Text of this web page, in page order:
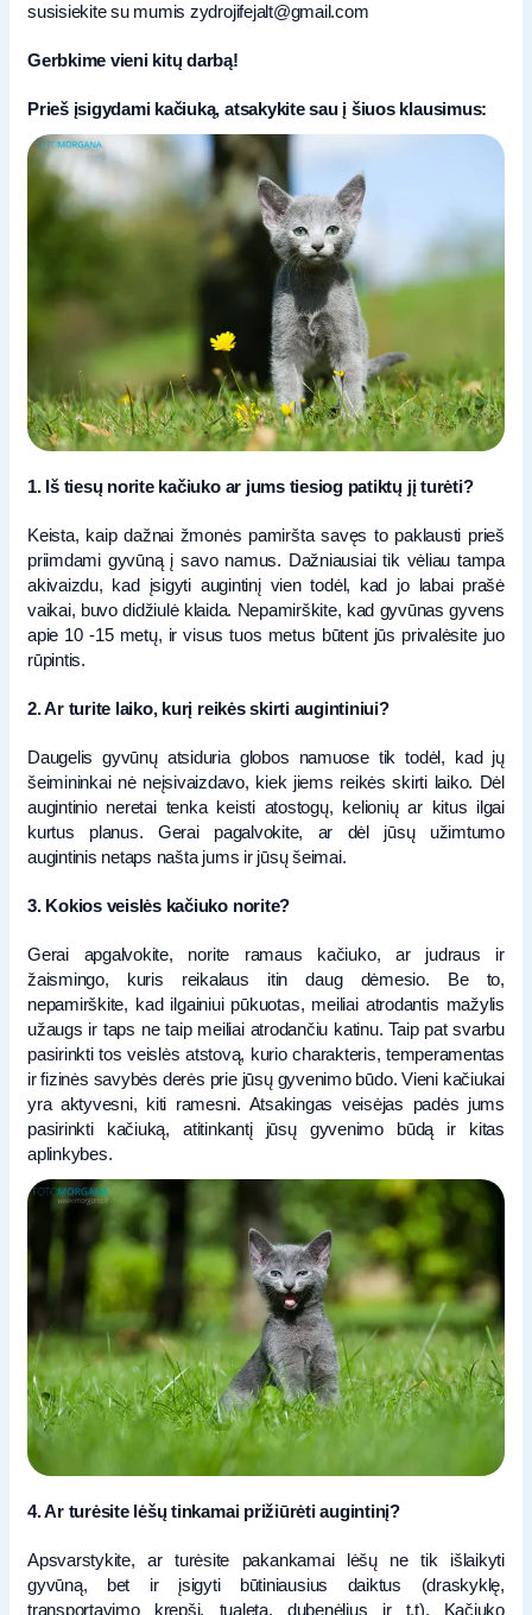
susisiekite su mumis zydrojifejalt@gmail.com
Gerbkime vieni kitų darbą!
Prieš įsigydami kačiuką, atsakykite sau į šiuos klausimus:
1. Iš tiesų norite kačiuko ar jums tiesiog patiktų jį turėti?
Keista, kaip dažnai žmonės pamiršta savęs to paklausti prieš
priimdami gyvūną į savo namus. Dažniausiai tik vėliau tampa
akivaizdu, kad įsigyti augintinį vien todėl, kad jo labai prašė
vaikai, buvo didžiulė klaida. Nepamirškite, kad gyvūnas gyvens
apie 10 -15 metų, ir visus tuos metus būtent jūs privalėsite juo
rūpintis.
2. Ar turite laiko, kurį reikės skirti augintiniui?
Daugelis gyvūnų atsiduria globos namuose tik todėl, kad jų
šeimininkai nė neįsivaizdavo, kiek jiems reikės skirti laiko. Dėl
augintinio neretai tenka keisti atostogų, kelionių ar kitus ilgai
kurtus planus. Gerai pagalvokite, ar dėl jūsų užimtumo
augintinis netaps našta jums ir jūsų šeimai.
3. Kokios veislės kačiuko norite?
Gerai apgalvokite, norite ramaus kačiuko, ar judraus ir
žaismingo, kuris reikalaus itin daug dėmesio. Be to,
nepamirškite, kad ilgainiui pūkuotas, meiliai atrodantis mažylis
užaugs ir taps ne taip meiliai atrodančiu katinu. Taip pat svarbu
pasirinkti tos veislės atstovą, kurio charakteris, temperamentas
ir fizinės savybės derės prie jūsų gyvenimo būdo. Vieni kačiukai
yra aktyvesni, kiti ramesni. Atsakingas veisėjas padės jums
pasirinkti kačiuką, atitinkantį jūsų gyvenimo būdą ir kitas
aplinkybes.
4. Ar turėsite lėšų tinkamai prižiūrėti augintinį?
Apsvarstykite, ar turėsite pakankamai lėšų ne tik išlaikyti
gyvūną, bet ir įsigyti būtiniausius daiktus (draskyklę,
transportavimo krepšį, tualetą, dubenėlius ir t.t). Kačiuko